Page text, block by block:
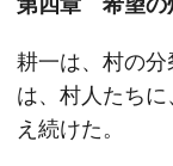
耕一は、村の
は、村人たち
え続けた。